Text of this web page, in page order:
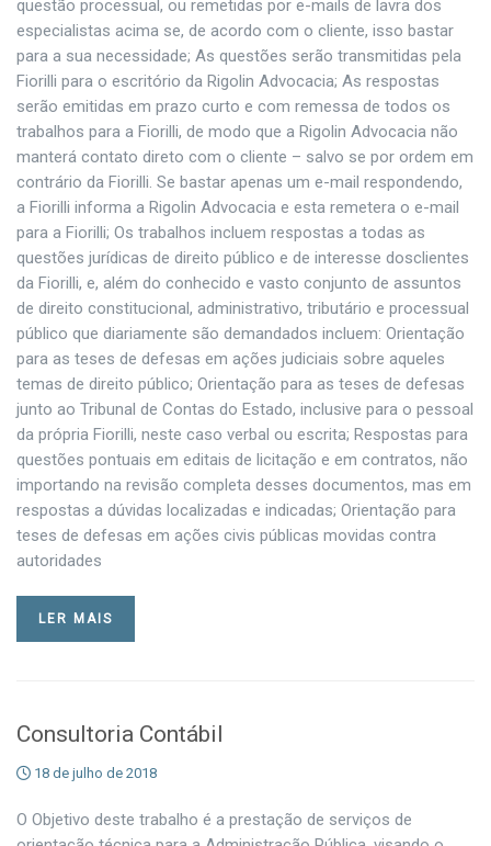
questão processual, ou remetidas por e-mails de lavra dos
especialistas acima se, de acordo com o cliente, isso bastar
para a sua necessidade; As questões serão transmitidas pela
Fiorilli para o escritório da Rigolin Advocacia; As respostas
serão emitidas em prazo curto e com remessa de todos os
trabalhos para a Fiorilli, de modo que a Rigolin Advocacia não
manterá contato direto com o cliente – salvo se por ordem em
contrário da Fiorilli. Se bastar apenas um e-mail respondendo,
a Fiorilli informa a Rigolin Advocacia e esta remetera o e-mail
para a Fiorilli; Os trabalhos incluem respostas a todas as
questões jurídicas de direito público e de interesse dosclientes
da Fiorilli, e, além do conhecido e vasto conjunto de assuntos
de direito constitucional, administrativo, tributário e processual
público que diariamente são demandados incluem: Orientação
para as teses de defesas em ações judiciais sobre aqueles
temas de direito público; Orientação para as teses de defesas
junto ao Tribunal de Contas do Estado, inclusive para o pessoal
da própria Fiorilli, neste caso verbal ou escrita; Respostas para
questões pontuais em editais de licitação e em contratos, não
importando na revisão completa desses documentos, mas em
respostas a dúvidas localizadas e indicadas; Orientação para
teses de defesas em ações civis públicas movidas contra
autoridades
LER MAIS
Consultoria Contábil
18 de julho de 2018
O Objetivo deste trabalho é a prestação de serviços de